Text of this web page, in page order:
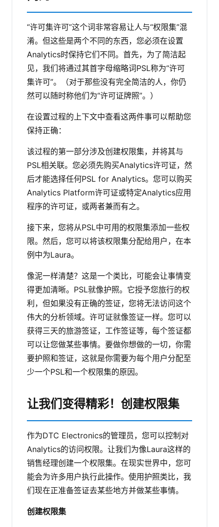
“许可集许可”这个词非常容易让人与“权限集”混
淆。但这些是两个不同的东西，您必须在设置
Analytics时保持它们不同。首先，为了简洁起
见，我们将通过其首字母缩略词PSL称为“许可
集许可”。（对于那些没有完全简洁的人，你仍
然可以随时称他们为“许可证牌照”。）
在设置过程的上下文中查看这两件事可以帮助您
保持正确：
该过程的第一部分涉及创建权限集，并将其与
PSL相关联。您必须先购买Analytics许可证，然
后才能选择任何PSL for Analytics。您可以购买
Analytics Platform许可证或特定Analytics应用
程序的许可证，或两者兼而有之。
接下来，您将从PSL中可用的权限集添加一些权
限。然后，您可以将该权限集分配给用户，在本
例中为Laura。
像泥一样清楚？这是一个类比，可能会让事情变
得更加清晰。PSL就像护照。它授予您旅行的权
利，但如果没有正确的签证，您将无法访问这个
伟大的分析领域。许可证就像签证一样。您可以
获得三天的旅游签证，工作签证等，每个签证都
可以让您做某些事情。要做你想做的一切，你需
要护照和签证，这就是你需要为每个用户分配至
少一个PSL和一个权限集的原因。
让我们变得精彩！创建权限集
作为DTC Electronics的管理员，您可以控制对
Analytics的访问权限。让我们为像Laura这样的
销售经理创建一个权限集。在现实世界中，您可
能会为许多用户执行此操作。使用护照类比，我
们现在正准备签证去某些地方并做某些事情。
创建权限集